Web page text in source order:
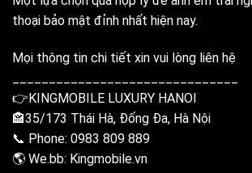
thoại bảo mật đỉnh nhất hiện nay.
Mọi thông tin chi tiết xin vui lòng liên hệ
👉KINGMOBILE LUXURY HANOI
🏤35/173 Thái Hà, Đống Đa, Hà Nội
📞 Phone: 0983 809 889
🌎 We.bb: Kingmobile.vn